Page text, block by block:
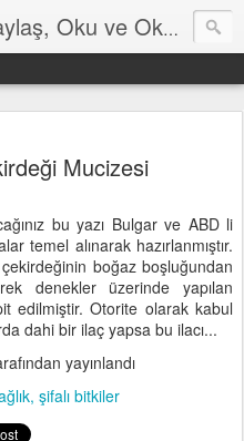
Beğendiysen Sen de Paylaş, Oku ve Okut
Mucizesi
bu yazı Bulgar ve ABD li
temel alınarak hazırlanmıştır.
boğaz boşluğundan
denekler üzerinde yapılan
edilmiştir. Otorite olarak kabul
dahi bir ilaç yapsa bu ilacı...
yayınlandı
şifalı bitkiler